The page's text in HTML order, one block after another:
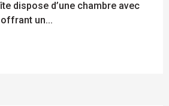
dispose d’une chambre avec
un...